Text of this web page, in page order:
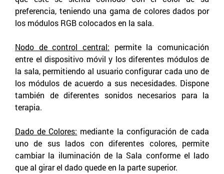
preferencia, teniendo una gama de colores dados por
los módulos RGB colocados en la sala.
Nodo de control central: permite la comunicación
entre el dispositivo móvil y los diferentes módulos de
la sala, permitiendo al usuario configurar cada uno de
los módulos de acuerdo a sus necesidades. Dispone
también de diferentes sonidos necesarios para la
terapia.
Dado de Colores: mediante la configuración de cada
uno de sus lados con diferentes colores, permite
cambiar la iluminación de la Sala conforme el lado
que al girar el dado quede en la parte superior.